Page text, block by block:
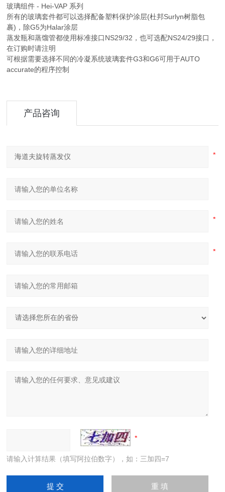
玻璃组件 - Hei-VAP 系列
所有的玻璃套件都可以选择配备塑料保护涂层(杜邦Surlyn树脂包
裹)，除G5为Halar涂层
蒸发瓶和蒸馏管都使用标准接口NS29/32，也可选配NS24/29接口，
在订购时请注明
可根据需要选择不同的冷凝系统玻璃套件G3和G6可用于AUTO
accurate的程序控制
产品咨询
请输入计算结果（填写阿拉伯数字），如：三加四=7